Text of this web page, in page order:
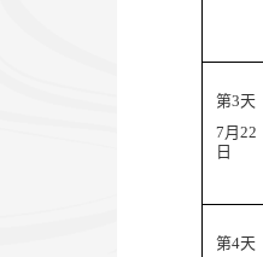
第3天
7 月22
日
第4天